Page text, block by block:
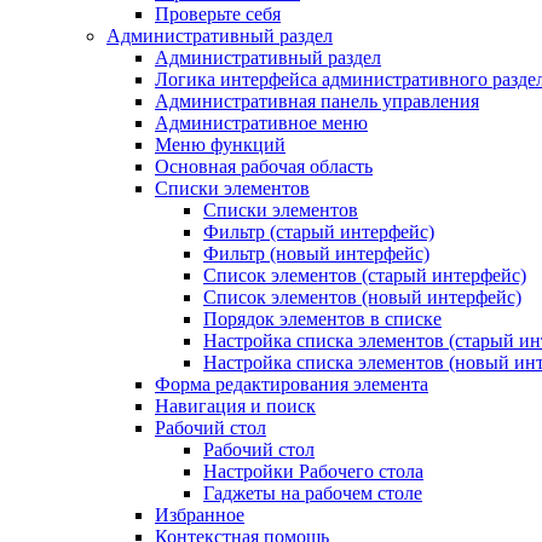
Проверьте себя
Административный раздел
Административный раздел
Логика интерфейса административного
Административная панель управления
Административное меню
Меню функций
Основная рабочая область
Списки элементов
Списки элементов
Фильтр (старый интерфейс)
Фильтр (новый интерфейс)
Список элементов (старый интерфейс)
Список элементов (новый интерфейс)
Порядок элементов в списке
Настройка списка элементов (старый
Настройка списка элементов (новый
Форма редактирования элемента
Навигация и поиск
Рабочий стол
Рабочий стол
Настройки Рабочего стола
Гаджеты на рабочем столе
Избранное
Контекстная помощь